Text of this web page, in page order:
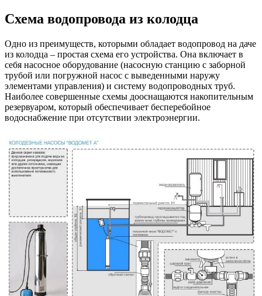
Схема водопровода из колодца
Одно из преимуществ, которыми обладает водопровод на даче
из колодца – простая схема его устройства. Она включает в
себя насосное оборудование (насосную станцию с заборной
трубой или погружной насос с выведенными наружу
элементами управления) и систему водопроводных труб.
Наиболее совершенные схемы дооснащаются накопительным
резервуаром, который обеспечивает бесперебойное
водоснабжение при отсутствии электроэнергии.